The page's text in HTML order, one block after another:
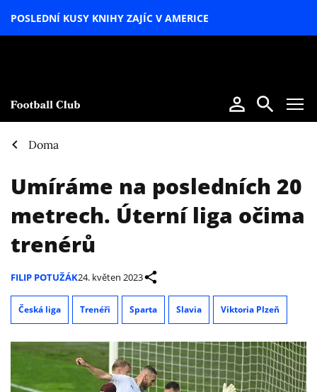
POSLEDNÍ KUSY KNIHY ZAJÍC V AMERICE
Doma
Umíráme na posledních 20
metrech. Úterní liga očima
trenérů
FILIP POTUŽÁK24. květen 2023
Česká liga Trenéři Sparta Slavia Viktoria Plzeň